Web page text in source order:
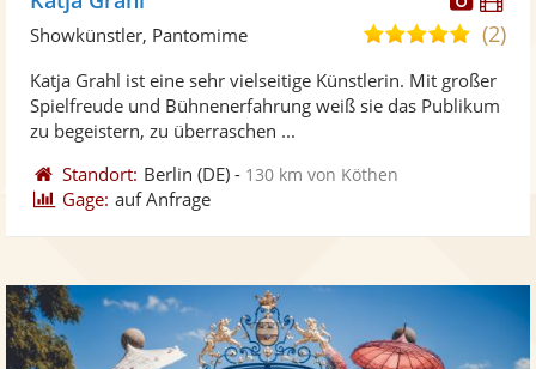
Fotos
5,0
5
(2)
Showkünstler, Pantomime
Katja Grahl ist eine sehr vielseitige Künstlerin. Mit großer
Spielfreude und Bühnenerfahrung weiß sie das Publikum
zu begeistern, zu überraschen ...
Standort: Berlin (DE) - 130 km von Köthen
Gage: auf Anfrage